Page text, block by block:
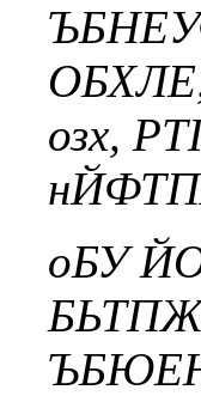
озх,
оБУ